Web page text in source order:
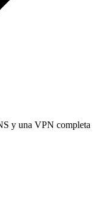
y una VPN completa